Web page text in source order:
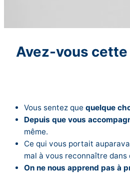
Avez-vous
Vous sentez que quelque
Depuis que vous
même.
Ce qui vous portait
mal à vous reconnaître dans
On ne nous apprend pas à